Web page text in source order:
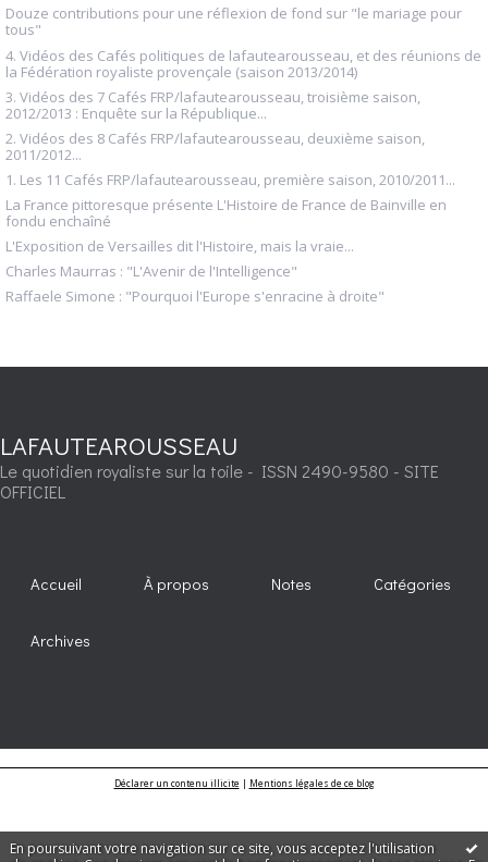
En poursuivant votre navigation sur ce site, vous acceptez l'utilisation
Douze contributions pour une réflexion de fond sur "le mariage pour
tous"
4. Vidéos des Cafés politiques de lafautearousseau, et des réunions de
la Fédération royaliste provençale (saison 2013/2014)
3. Vidéos des 7 Cafés FRP/lafautearousseau, troisième saison,
2012/2013 : Enquête sur la République...
2. Vidéos des 8 Cafés FRP/lafautearousseau, deuxième saison,
2011/2012...
1. Les 11 Cafés FRP/lafautearousseau, première saison, 2010/2011...
La France pittoresque présente L'Histoire de France de Bainville en
fondu enchaîné
L'Exposition de Versailles dit l'Histoire, mais la vraie...
Charles Maurras : "L'Avenir de l'Intelligence"
Raffaele Simone : "Pourquoi l'Europe s'enracine à droite"
LAFAUTEAROUSSEAU
Le quotidien royaliste sur la toile - ISSN 2490-9580 - SITE
OFFICIEL
Accueil À propos Notes Catégories
Archives
Déclarer un contenu illicite| Mentions légales de ce blog